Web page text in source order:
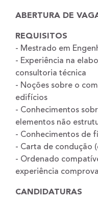
ABERTURA DE
REQUISITOS
- Mestrado em
- Experiência na
consultoria técnica
- Noções sobre o
edifícios
- Conhecimentos
elementos não
- Conhecimentos de
- Carta de condução
- Ordenado
experiência
CANDIDATURAS